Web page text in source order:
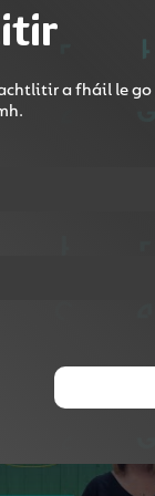
Scoil
an t-
a fháil le